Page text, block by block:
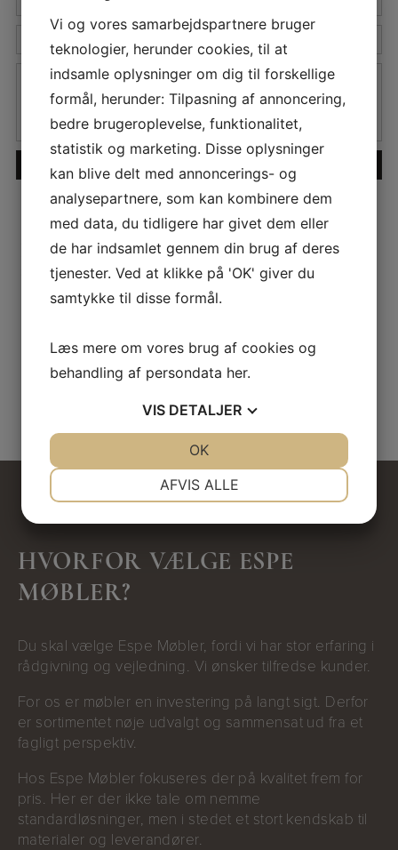
Besked
HVORFOR VÆLGE ESPE
MØBLER?
Du skal vælge Espe Møbler, fordi vi har stor erfaring i
rådgivning og vejledning. Vi ønsker tilfredse kunder.
For os er møbler en investering på langt sigt. Derfor
er sortimentet nøje udvalgt og sammensat ud fra et
fagligt perspektiv.
Hos Espe Møbler fokuseres der på kvalitet frem for
pris. Her er der ikke tale om nemme
standardløsninger, men i stedet et stort kendskab til
materialer og leverandører.
Vi og vores samarbejdspartnere bruger
teknologier, herunder cookies, til at
indsamle oplysninger om dig til forskellige
formål, herunder: Tilpasning af annoncering,
bedre brugeroplevelse, funktionalitet,
statistik og marketing. Disse oplysninger
kan blive delt med annoncerings- og
analysepartnere, som kan kombinere dem
med data, du tidligere har givet dem eller
de har indsamlet gennem din brug af deres
tjenester. Ved at klikke på 'OK' giver du
samtykke til disse formål.
Læs mere om vores brug af cookies og
behandling af persondata her.
VIS DETALJER
NØDVENDIGE PRÆFERENCER
AFVIS ALLE
OK